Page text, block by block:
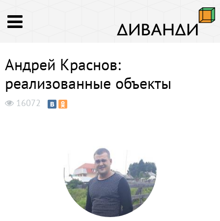
Андрей Краснов:
реализованные объекты
16072